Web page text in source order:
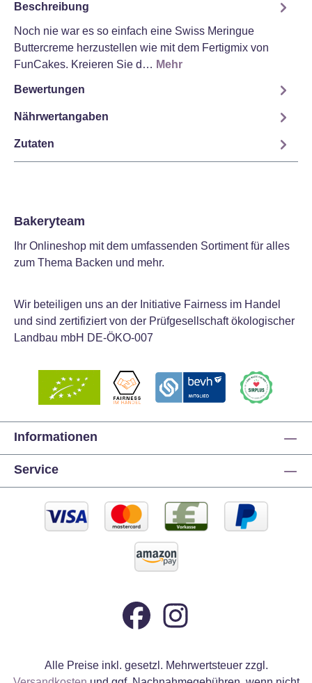
Beschreibung
Noch nie war es so einfach eine Swiss Meringue
Buttercreme herzustellen wie mit dem Fertigmix von
FunCakes. Kreieren Sie d… Mehr
Bewertungen
Nährwertangaben
Zutaten
Bakeryteam
Ihr Onlineshop mit dem umfassenden Sortiment für alles
zum Thema Backen und mehr.
Wir beteiligen uns an der Initiative Fairness im Handel
und sind zertifiziert von der Prüfgesellschaft ökologischer
Landbau mbH DE-ÖKO-007
Informationen
Service
Alle Preise inkl. gesetzl. Mehrwertsteuer zzgl.